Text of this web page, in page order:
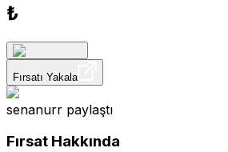
₺
Fırsatı Yakala
senanurr paylaştı
Fırsat Hakkında